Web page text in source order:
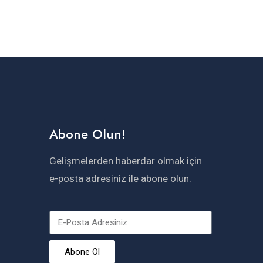
Abone Olun!
Gelişmelerden haberdar olmak için
e-posta adresiniz ile abone olun.
Abone Ol